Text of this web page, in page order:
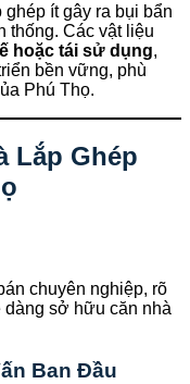
ít gây ra bụi bẩn
thống. Các vật liệu
hoặc tái sử dụng,
bền vững, phù
Phú Thọ.
Lắp Ghép
chuyên nghiệp, rõ
dàng sở hữu căn nhà
Ban Đầu